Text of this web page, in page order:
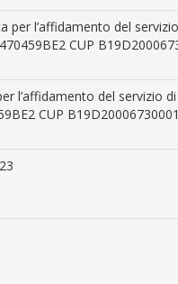
per l’affidamento del
CUP
l’affidamento del servizio
CUP